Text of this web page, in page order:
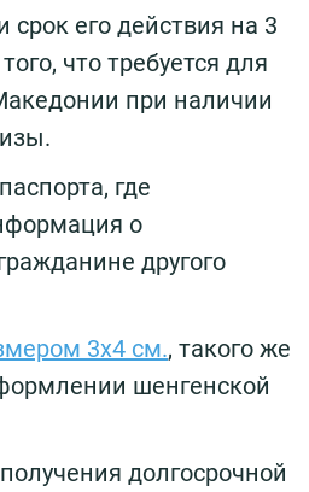
срок его действия на 3
что требуется для
при наличии
где
о
другого
3х4 см., такого же
шенгенской
долгосрочной